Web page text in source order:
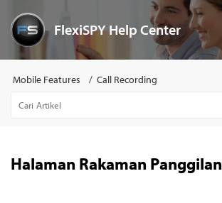
FlexiSPY Help Center
Mobile Features Call Recording
Halaman Rakaman Panggilan